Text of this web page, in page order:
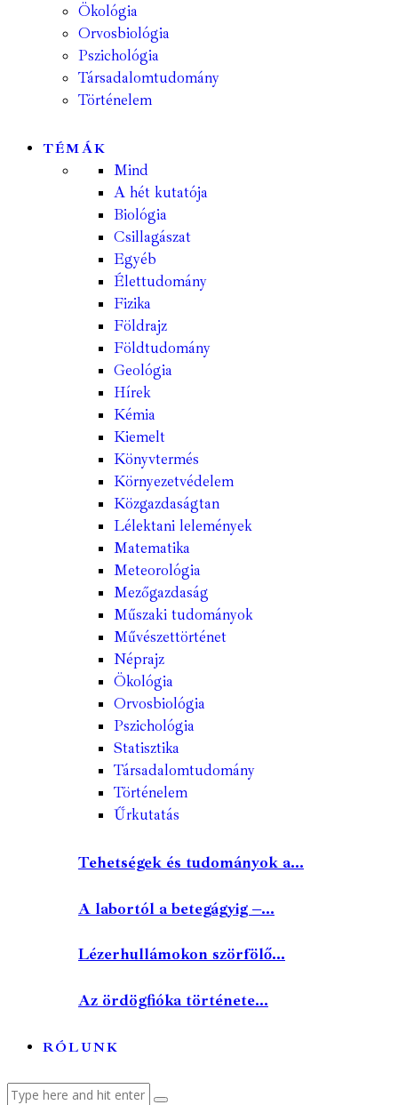
Ökológia
Orvosbiológia
Pszichológia
Társadalomtudomány
Történelem
TÉMÁK
Mind
A hét kutatója
Biológia
Csillagászat
Egyéb
Élettudomány
Fizika
Földrajz
Földtudomány
Geológia
Hírek
Kémia
Kiemelt
Könyvtermés
Környezetvédelem
Közgazdaságtan
Lélektani lelemények
Matematika
Meteorológia
Mezőgazdaság
Műszaki tudományok
Művészettörténet
Néprajz
Ökológia
Orvosbiológia
Pszichológia
Statisztika
Társadalomtudomány
Történelem
Űrkutatás
Tehetségek és tudományok a...
A labortól a betegágyig –...
Lézerhullámokon szörfölő...
Az ördögfióka története...
RÓLUNK